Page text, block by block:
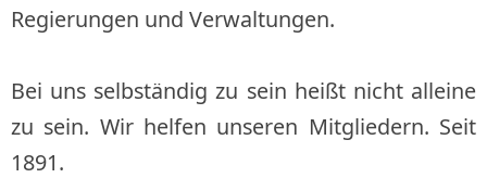
Regierungen und Verwaltungen.
Bei uns selbständig zu sein heißt nicht alleine
zu sein. Wir helfen unseren Mitgliedern. Seit
1891.